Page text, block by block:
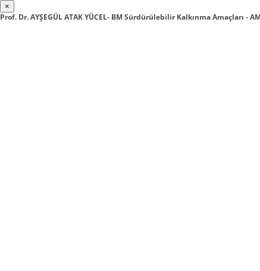
×
Prof. Dr. AYŞEGÜL ATAK YÜCEL- BM Sürdürülebilir Kalkınma Amaçları -